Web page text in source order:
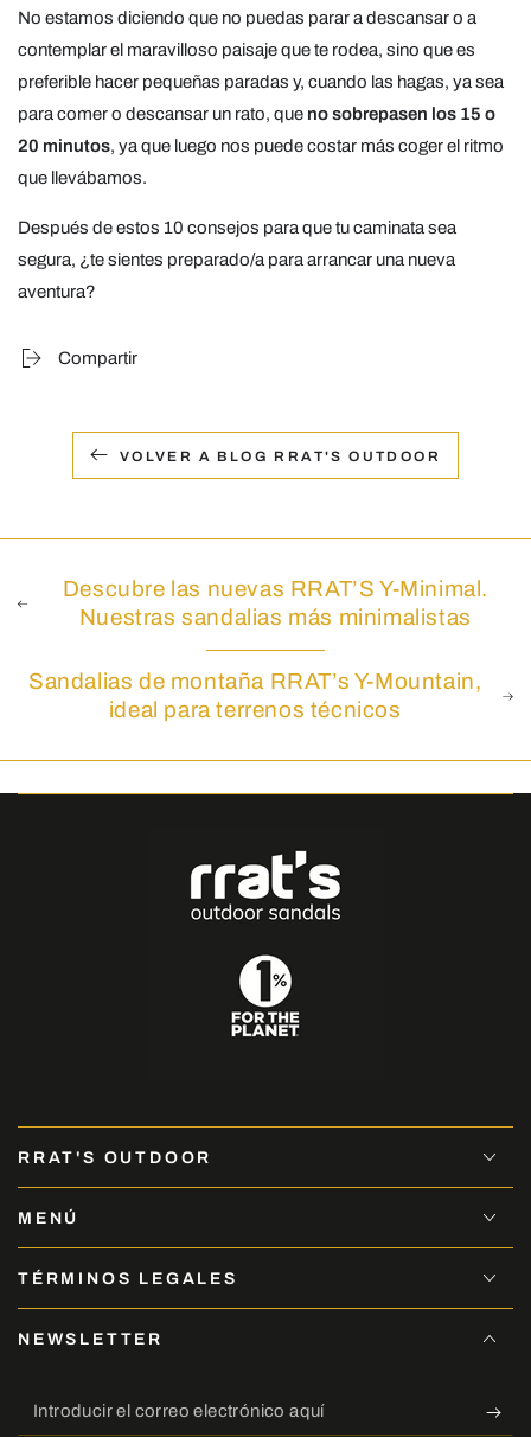
No estamos diciendo que no puedas parar a descansar o a
contemplar el maravilloso paisaje que te rodea, sino que es
preferible hacer pequeñas paradas y, cuando las hagas, ya sea
para comer o descansar un rato, que no sobrepasen los 15 o
20 minutos, ya que luego nos puede costar más coger el ritmo
que llevábamos.
Después de estos 10 consejos para que tu caminata sea
segura, ¿te sientes preparado/a para arrancar una nueva
aventura?
Compartir
VOLVER A BLOG RRAT'S OUTDOOR
Descubre las nuevas RRAT’S Y-Minimal.
Nuestras sandalias más minimalistas
Sandalias de montaña RRAT’s Y-Mountain,
ideal para terrenos técnicos
RRAT'S OUTDOOR
MENÚ
TÉRMINOS LEGALES
NEWSLETTER
Introducir